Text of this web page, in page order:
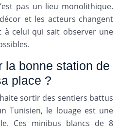
pas un lieu monolithique.
et les acteurs changent
celui qui sait observer une
la bonne station de
place ?
sortir des sentiers battus
Tunisien, le louage est une
Ces minibus blancs de 8